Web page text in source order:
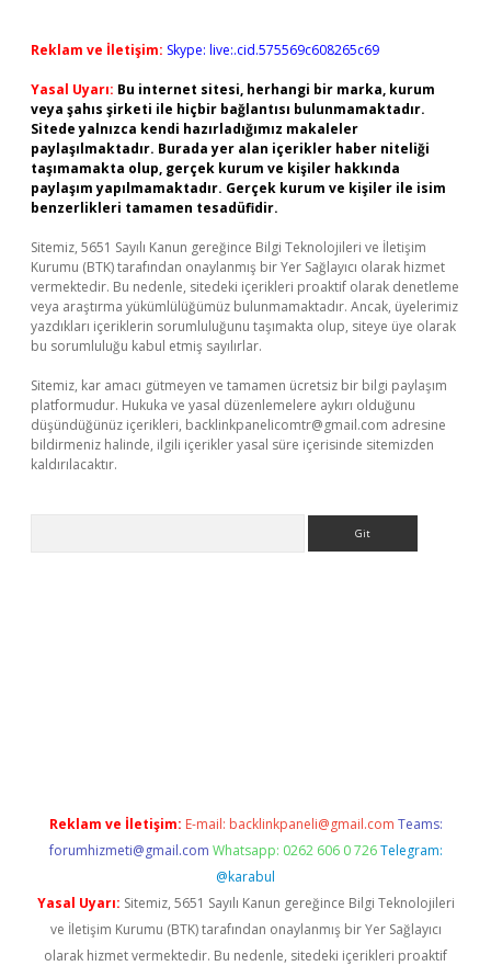
Reklam ve İletişim: Skype: live:.cid.575569c608265c69
Yasal Uyarı: Bu internet sitesi, herhangi bir marka, kurum
veya şahıs şirketi ile hiçbir bağlantısı bulunmamaktadır.
Sitede yalnızca kendi hazırladığımız makaleler
paylaşılmaktadır. Burada yer alan içerikler haber niteliği
taşımamakta olup, gerçek kurum ve kişiler hakkında
paylaşım yapılmamaktadır. Gerçek kurum ve kişiler ile isim
benzerlikleri tamamen tesadüfidir.
Sitemiz, 5651 Sayılı Kanun gereğince Bilgi Teknolojileri ve İletişim
Kurumu (BTK) tarafından onaylanmış bir Yer Sağlayıcı olarak hizmet
vermektedir. Bu nedenle, sitedeki içerikleri proaktif olarak denetleme
veya araştırma yükümlülüğümüz bulunmamaktadır. Ancak, üyelerimiz
yazdıkları içeriklerin sorumluluğunu taşımakta olup, siteye üye olarak
bu sorumluluğu kabul etmiş sayılırlar.
Sitemiz, kar amacı gütmeyen ve tamamen ücretsiz bir bilgi paylaşım
platformudur. Hukuka ve yasal düzenlemelere aykırı olduğunu
düşündüğünüz içerikleri, backlinkpanelicomtr@gmail.com adresine
bildirmeniz halinde, ilgili içerikler yasal süre içerisinde sitemizden
kaldırılacaktır.
Reklam ve İletişim: E-mail: backlinkpaneli@gmail.com Teams:
forumhizmeti@gmail.com Whatsapp: 0262 606 0 726 Telegram:
@karabul
Yasal Uyarı: Sitemiz, 5651 Sayılı Kanun gereğince Bilgi Teknolojileri
ve İletişim Kurumu (BTK) tarafından onaylanmış bir Yer Sağlayıcı
olarak hizmet vermektedir. Bu nedenle, sitedeki içerikleri proaktif